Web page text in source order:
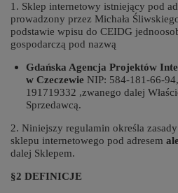
1. Sklep internetowy istniejący pod
prowadzony przez Michała
podstawie wpisu do CEIDG
gospodarczą pod nazwą
Gdańska Agencja Projektów
w Czeczewie NIP: 584-181-66-
191719332 ,zwanego dalej
Sprzedawcą.
2. Niniejszy regulamin określa
sklepu internetowego pod adresem
dalej Sklepem.
§2 DEFINICJE